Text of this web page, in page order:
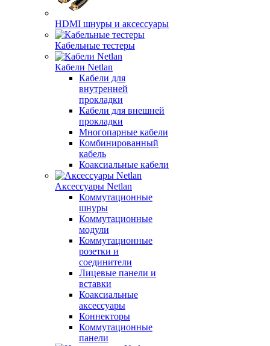
HDMI шнуры и аксессуары
Кабельные тестеры
Кабели Netlan
Кабели для
внутренней
прокладки
Кабели для внешней
прокладки
Многопарные кабели
Комбинированный
кабель
Коаксиальные кабели
Аксессуары Netlan
Коммутационные
шнуры
Коммутационные
модули
Коммутационные
розетки и
соединители
Лицевые панели и
вставки
Коаксиальные
аксессуары
Коннекторы
Коммутационные
панели